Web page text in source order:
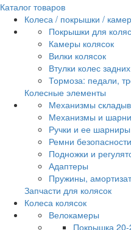
Каталог товаров
Колеса / покрышки /
Покрышки для
Камеры колясок
Вилки колясок
Втулки колес задних
Тормоза: педали,
Колесные элементы
Механизмы
Механизмы и
Ручки и ее
Ремни
Подножки и
Адаптеры
Пружины,
Запчасти для колясок
Колеса колясок
Велокамеры
Покрышка 20-